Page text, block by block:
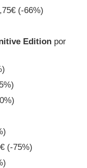
(-66%)
Edition por
(-75%)